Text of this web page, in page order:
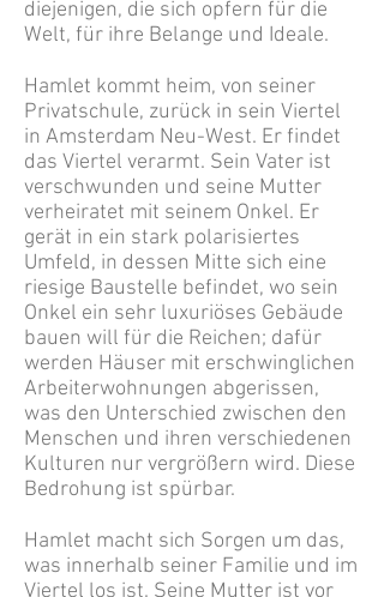
diejenigen, die sich opfern für die
Welt, für ihre Belange und Ideale.
Hamlet kommt heim, von seiner
Privatschule, zurück in sein Viertel
in Amsterdam Neu-West. Er findet
das Viertel verarmt. Sein Vater ist
verschwunden und seine Mutter
verheiratet mit seinem Onkel. Er
gerät in ein stark polarisiertes
Umfeld, in dessen Mitte sich eine
riesige Baustelle befindet, wo sein
Onkel ein sehr luxuriöses Gebäude
bauen will für die Reichen; dafür
werden Häuser mit erschwinglichen
Arbeiterwohnungen abgerissen,
was den Unterschied zwischen den
Menschen und ihren verschiedenen
Kulturen nur vergrößern wird. Diese
Bedrohung ist spürbar.
Hamlet macht sich Sorgen um das,
was innerhalb seiner Familie und im
Viertel los ist. Seine Mutter ist vor